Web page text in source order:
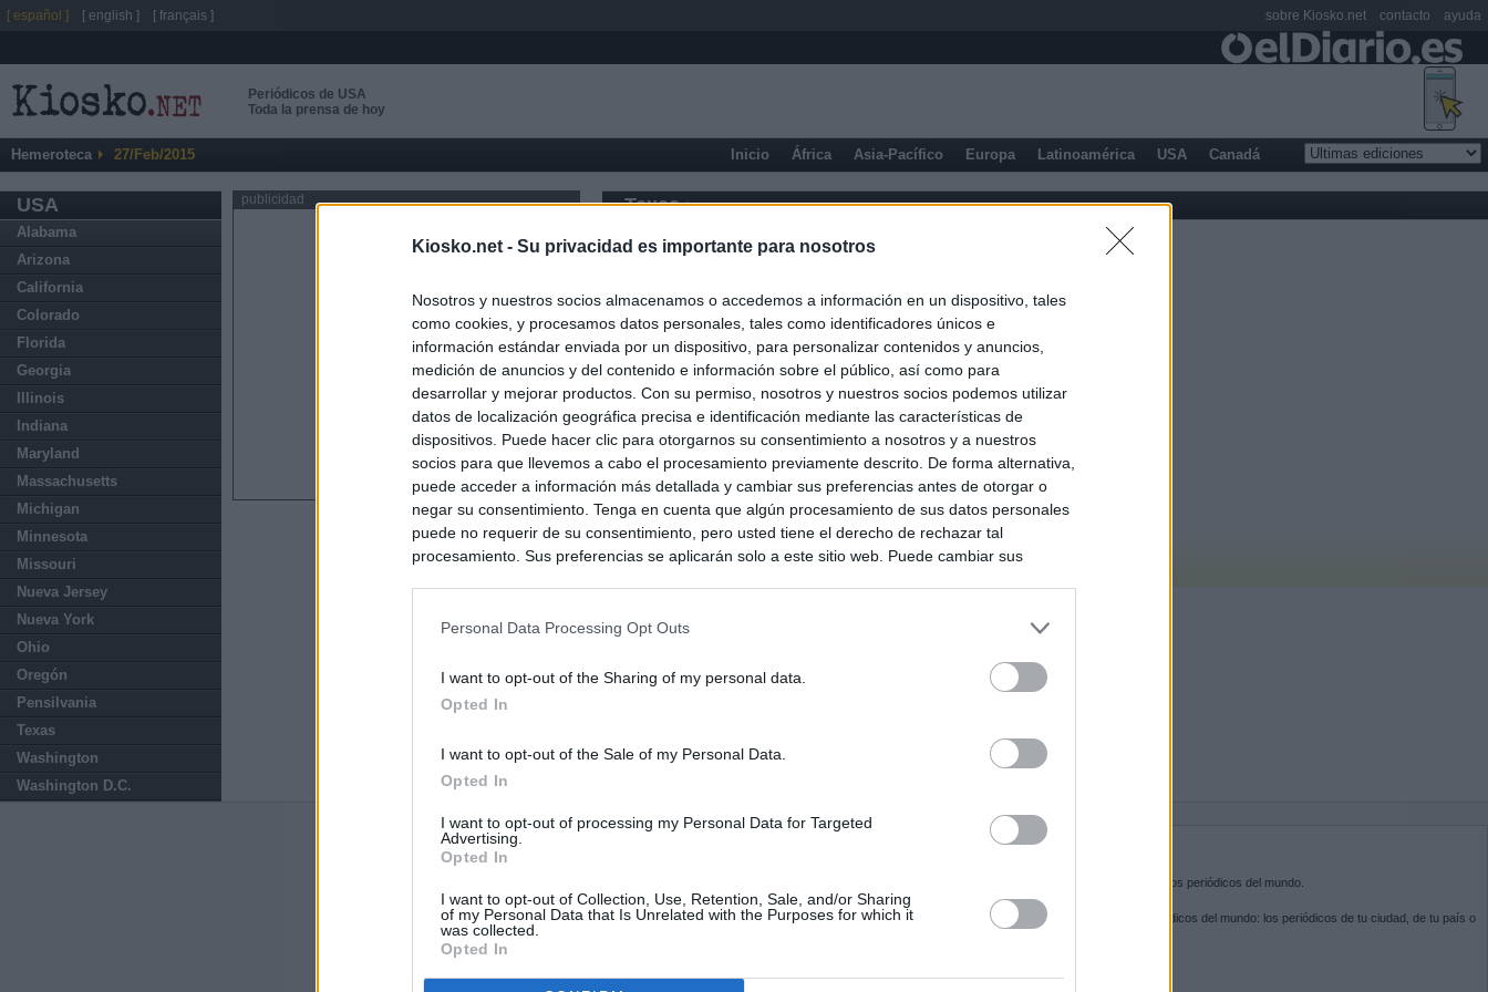
Kiosko.net - Su privacidad es importante para nosotros
Nosotros y nuestros socios almacenamos o accedemos a información en un dispositivo, tales
como cookies, y procesamos datos personales, tales como identificadores únicos e
información estándar enviada por un dispositivo, para personalizar contenidos y anuncios,
medición de anuncios y del contenido e información sobre el público, así como para
desarrollar y mejorar productos. Con su permiso, nosotros y nuestros socios podemos utilizar
datos de localización geográfica precisa e identificación mediante las características de
dispositivos. Puede hacer clic para otorgarnos su consentimiento a nosotros y a nuestros
socios para que llevemos a cabo el procesamiento previamente descrito. De forma alternativa,
puede acceder a información más detallada y cambiar sus preferencias antes de otorgar o
negar su consentimiento. Tenga en cuenta que algún procesamiento de sus datos personales
puede no requerir de su consentimiento, pero usted tiene el derecho de rechazar tal
procesamiento. Sus preferencias se aplicarán solo a este sitio web. Puede cambiar sus
Personal Data Processing Opt Outs
I want to opt-out of the Sharing of my personal data.
Opted In
I want to opt-out of the Sale of my Personal Data.
Opted In
I want to opt-out of processing my Personal Data for Targeted
Advertising.
Opted In
I want to opt-out of Collection, Use, Retention, Sale, and/or Sharing
of my Personal Data that Is Unrelated with the Purposes for which it
was collected.
Opted In
Periódicos de USA
Toda la prensa de hoy
Hemeroteca 27/Feb/2015 Inicio África Asia-Pacífico Europa Latinoamérica USA Canadá
USA
Alabama
Arizona
California
Colorado
Florida
Georgia
Illinois
Indiana
Maryland
Massachusetts
Michigan
Minnesota
Missouri
Nueva Jersey
Nueva York
Ohio
Oregón
Pensilvania
Texas
Washington
Washington D.C.
publicidad Texas
Últimas noticias
controles: "Nos lo esperábamos peor"
España impone controles a los viajeros procedentes de Italia tras el rechazo de
Meloni a quitarlos
SOBRE KIOSKO.NET
es la puerta de entrada a los periódicos del mundo.
Navega por las portadas de los periódicos del mundo: los periódicos de tu ciudad, de tu país o
del otro extremo del mundo.
[ español ] [ english ] [ français ] sobre Kiosko.net contacto ayuda